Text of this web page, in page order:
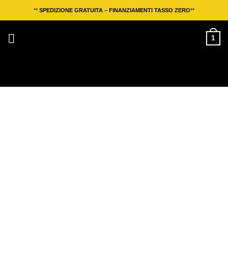
ai
** SPEDIZIONE GRATUITA – FINANZIAMENTI TASSO ZERO**
1